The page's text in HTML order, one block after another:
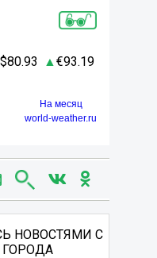
80.93 93.19
На месяц
world-weather.ru
НОВОСТЯМИ С